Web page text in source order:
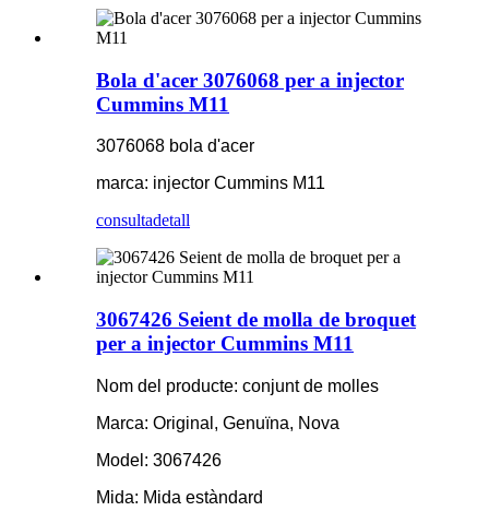
Bola d'acer 3076068 per a injector
Cummins M11
3076068 bola d'acer
marca: injector Cummins M11
consultadetall
3067426 Seient de molla de broquet
per a injector Cummins M11
Nom del producte: conjunt de molles
Marca: Original, Genuïna, Nova
Model: 3067426
Mida: Mida estàndard